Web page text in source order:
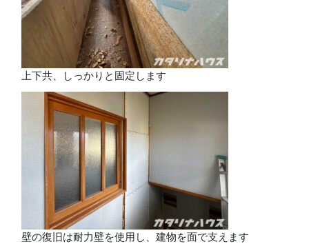
上下共、しっかりと固定します
壁の復旧は耐力壁を使用し、建物を面で支えます